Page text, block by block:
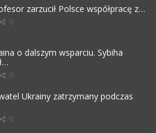
zarzucił Polsce współpracę z…
0
o dalszym wsparciu. Sybiha
0
Ukrainy zatrzymany podczas
0